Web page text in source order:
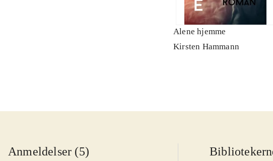
Alene hjemme
Kirsten Hammann
Anmeldelser (5)